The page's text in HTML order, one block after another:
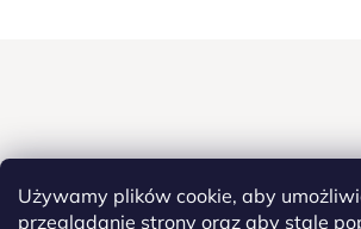
Używamy plików cookie, aby
przeglądanie strony oraz aby stale